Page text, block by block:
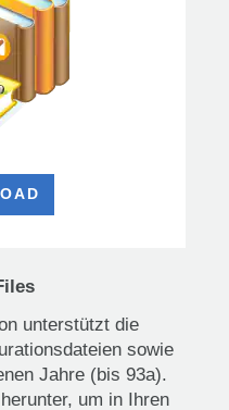
unterstützt die
sowie
Jahre (bis 93a).
um in Ihren